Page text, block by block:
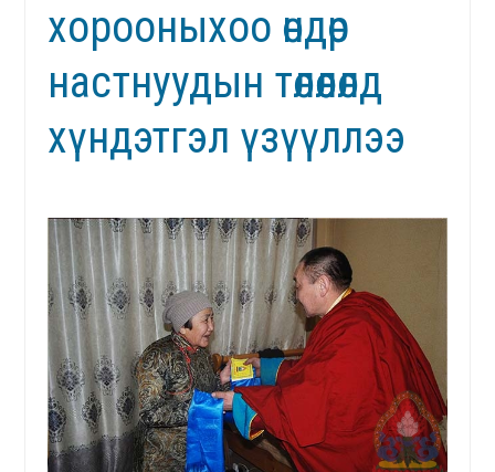
хорооныхоо өндөр
настнуудын төлөөлөлд
хүндэтгэл үзүүллээ